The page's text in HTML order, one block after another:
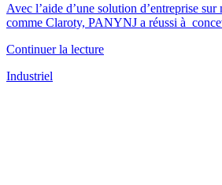
Avec l’aide d’une solution d’entreprise sur
comme Claroty, PANYNJ a réussi à
Continuer la lecture
Industriel